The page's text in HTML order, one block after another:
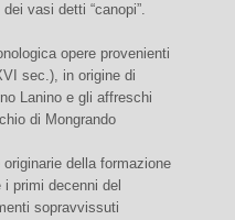
vasi detti “canopi”.
opere provenienti
sec.), in origine di
Lanino e gli affreschi
di Mongrando
della formazione
primi decenni del
sopravvissuti